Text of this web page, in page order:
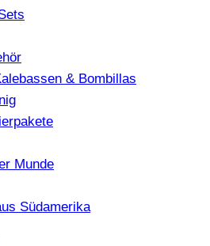
& Bombillas
Munde
Südamerika